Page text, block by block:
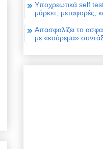
Υποχρεωτικά self
μάρκετ, μεταφορές,
Απασφαλίζει το
με «κούρεμα»